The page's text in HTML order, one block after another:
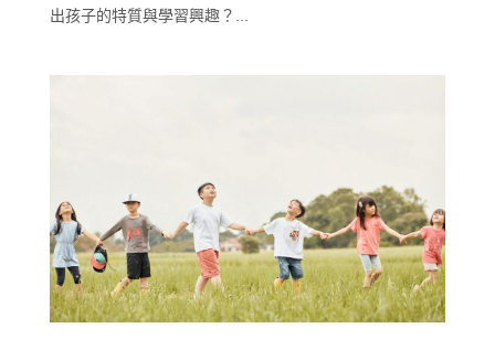
出孩子的特質與學習興趣？...